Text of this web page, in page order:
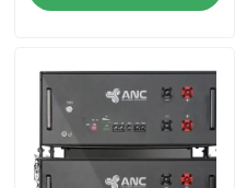
가정용 도구 전지 저장
주거용 배터리 저장 시스템